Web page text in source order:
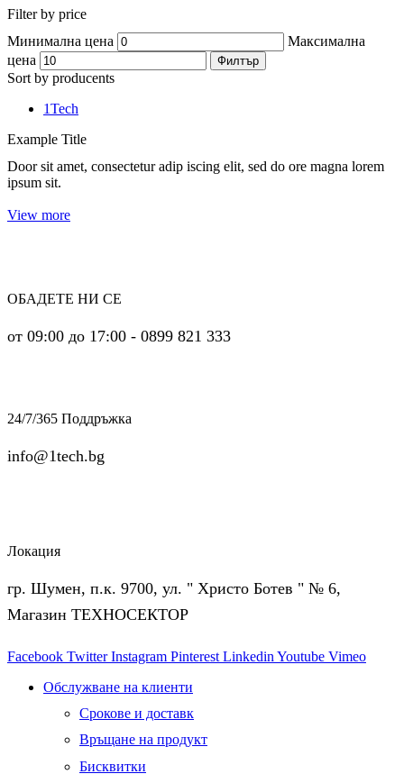
Filter by price
Минимална цена
Максимална
цена
Филтър
Sort by producents
1Tech
Example Title
Door sit amet, consectetur adip iscing elit, sed do ore magna lorem
ipsum sit.
View more
ОБАДЕТЕ НИ СЕ
от 09:00 до 17:00 - 0899 821 333
24/7/365 Поддръжка
info@1tech.bg
Локация
гр. Шумен, п.к. 9700, ул. " Христо Ботев " № 6,
Магазин ТЕХНОСЕКТОР
Facebook Twitter Instagram Pinterest Linkedin Youtube Vimeo
Обслужване на клиенти
Срокове и доставк
Връщане на продукт
Бисквитки